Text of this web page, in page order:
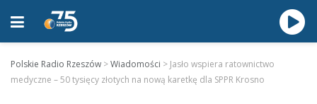
Polskie Radio Rzeszów >Wiadomości > Jasło wspiera ratownictwo
medyczne – 50 tysięcy złotych na nową karetkę dla SPPR Krosno